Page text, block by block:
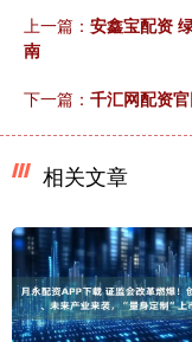
上一篇： 安鑫宝配资
南
下一篇： 千汇网配资
相关文章